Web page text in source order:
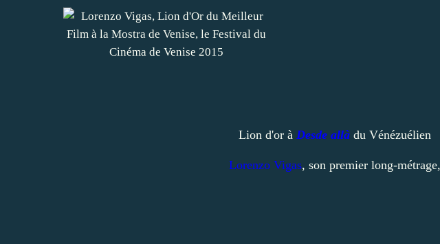
Lion d'or à Desde allà du Vénézuélien
Lorenzo Vigas, son premier long-métrage,